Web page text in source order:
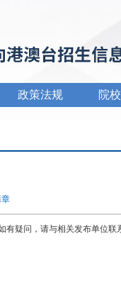
政策法规 院
有疑问，请与相关发布单位